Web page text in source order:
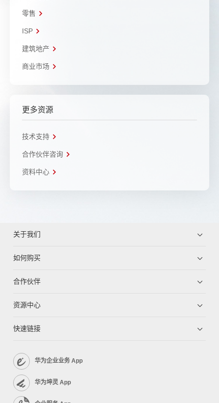
零售
ISP
建筑地产
商业市场
更多资源
技术支持
合作伙伴咨询
资料中心
关于我们
如何购买
合作伙伴
资源中心
快速链接
华为企业业务 App
华为坤灵 App